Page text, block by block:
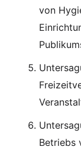
von
Betriebs